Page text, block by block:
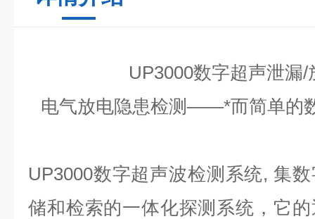
UP3000数字超声泄漏/
电气放电隐患检测——*而简单的
UP3000数字超声波检测系统, 集
储和检索的一体化探测系统，它